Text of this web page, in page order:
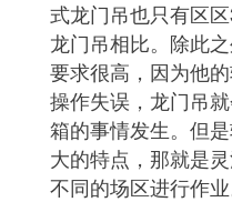
式龙门吊也只有区
龙门吊相比。除此
要求很高，因为他
操作失误，龙门吊
箱的事情发生。但
大的特点，那就是
不同的场区进行作业